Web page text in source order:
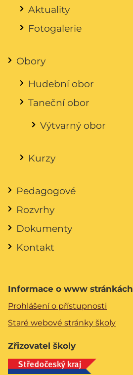
Aktuality
Fotogalerie
Obory
Hudební obor
Taneční obor
Výtvarný obor
Kurzy
Pedagogové
Rozvrhy
Dokumenty
Kontakt
Informace o www stránkách
Prohlášení o přístupnosti
Staré webové stránky školy
Zřizovatel školy